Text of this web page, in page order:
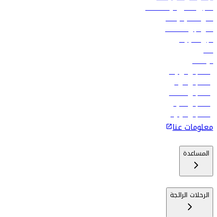
تسجيل الدخول لوكلاء السفر
أدنى أسعار الرحلات
فلاي دبي للعطلات
تأجير السيارات
فنادق
الوظائف
رحلات إلى تبيليسي
رحلات إلى الرياض
رحلات إلى مسقط
رحلات إلى ماليه
رحلات إلى كولومبو
معلومات عنا
المساعدة
الرحلات الرائجة